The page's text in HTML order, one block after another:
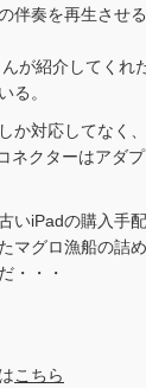
伴奏を再生させ
が紹介してくれ
る。
か対応してなく、
ネクターはアダ
いiPadの購入手配
マグロ漁船の詰
・・・
こちら